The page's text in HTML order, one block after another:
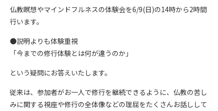
仏教瞑想やマインドフルネスの体験会を6/9(日)の14時から2時間
行います。
●説明よりも体験重視
「今までの修行体験とは何が違うのか」
という疑問にお答えいたします。
従来は、参加者がお一人で修行を継続できるように、仏教の苦し
みに関する視座や修行の全体像などの理屈をたくさんお話しして